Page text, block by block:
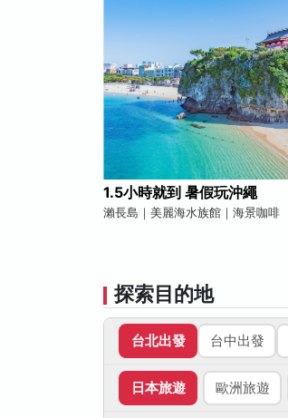
1.5小時就到 暑假玩沖繩
瀨長島｜美麗海水族館｜海景咖啡
探索目的地
台北出發 台中出發
日本旅遊 歐洲旅遊